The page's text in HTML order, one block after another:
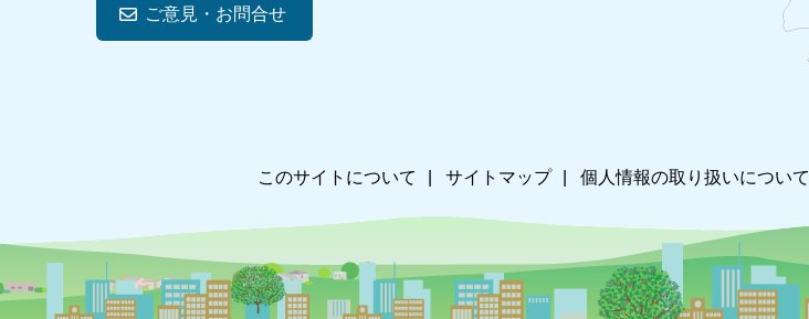
ご意見・お問合せ
このサイトについて サイトマップ 個人情報の取り扱いについて